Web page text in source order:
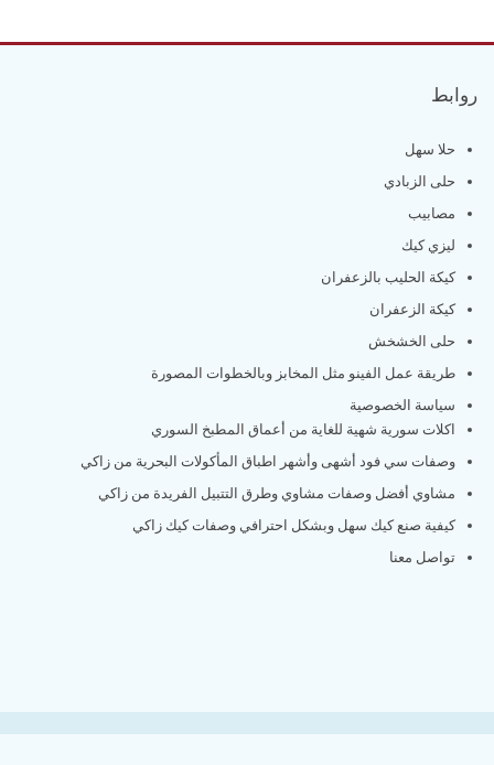
روابط
حلا سهل
حلى الزبادي
مصابيب
ليزي كيك
كيكة الحليب بالزعفران
كيكة الزعفران
حلى الخشخش
طريقة عمل الفينو مثل المخابز وبالخطوات المصورة
سياسة الخصوصية
اكلات سورية شهية للغاية من أعماق المطبخ السوري
وصفات سي فود أشهى وأشهر اطباق المأكولات البحرية من زاكي
مشاوي أفضل وصفات مشاوي وطرق التتبيل الفريدة من زاكي
كيفية صنع كيك سهل وبشكل احترافي وصفات كيك زاكي
تواصل معنا